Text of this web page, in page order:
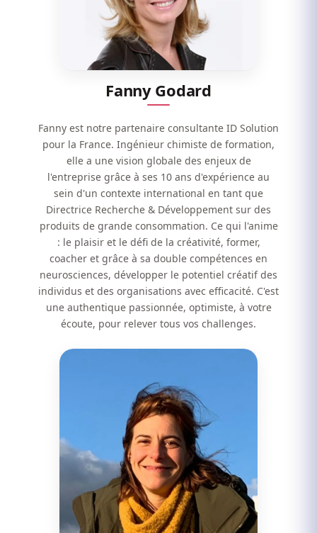
Fanny Godard
Fanny est notre partenaire consultante ID Solution
pour la France. Ingénieur chimiste de formation,
elle a une vision globale des enjeux de
l'entreprise grâce à ses 10 ans d'expérience au
sein d'un contexte international en tant que
Directrice Recherche & Développement sur des
produits de grande consommation. Ce qui l'anime
: le plaisir et le défi de la créativité, former,
coacher et grâce à sa double compétences en
neurosciences, développer le potentiel créatif des
individus et des organisations avec efficacité. C'est
une authentique passionnée, optimiste, à votre
écoute, pour relever tous vos challenges.